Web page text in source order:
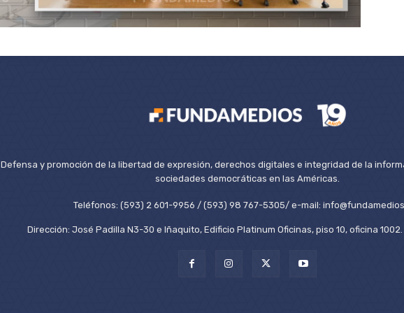
Defensa y promoción de la libertad de expresión, derechos digitales e integridad de la
sociedades democráticas en las Américas.
Teléfonos: (593) 2 601-9956 / (593) 98 767-5305/ e-mail:
Dirección: José Padilla N3-30 e Iñaquito, Edificio Platinum Oficinas, piso 10, oficina